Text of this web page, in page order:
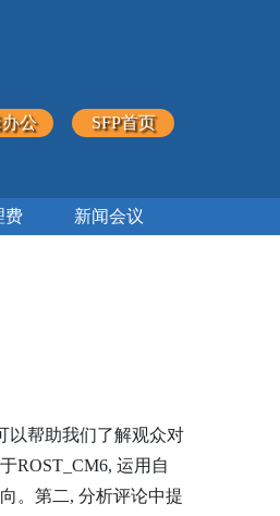
公 SFP首页
费 新闻会议
以帮助我们了解观众对
ROST_CM6, 运用自
。第二, 分析评论中提